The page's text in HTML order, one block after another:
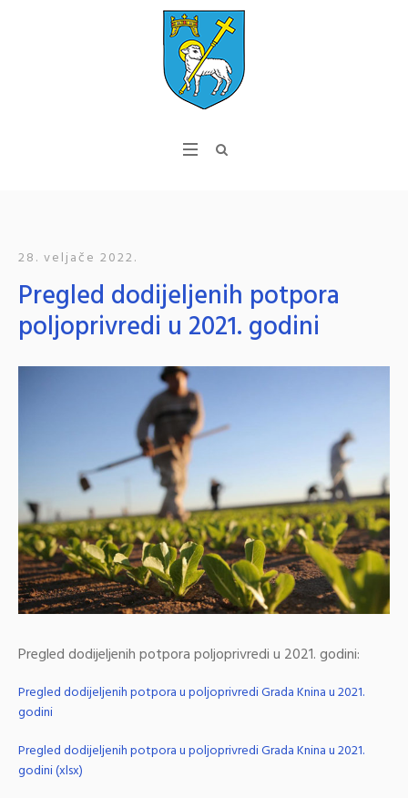
28. veljače 2022.
Pregled dodijeljenih potpora
poljoprivredi u 2021. godini
Pregled dodijeljenih potpora poljoprivredi u 2021. godini:
Pregled dodijeljenih potpora u poljoprivredi Grada Knina u 2021.
godini
Pregled dodijeljenih potpora u poljoprivredi Grada Knina u 2021.
godini (xlsx)